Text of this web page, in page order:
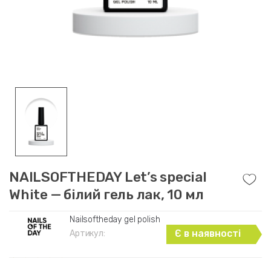
NAILSOFTHEDAY Let’s special
White — білий гель лак, 10 мл
Nailsoftheday gel polish
Артикул:
Є в наявності